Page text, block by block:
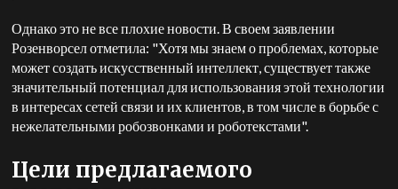
Однако это не все плохие новости. В своем заявлении
Розенворсел отметила: "Хотя мы знаем о проблемах, которые
может создать искусственный интеллект, существует также
значительный потенциал для использования этой технологии
в интересах сетей связи и их клиентов, в том числе в борьбе с
нежелательными робозвонками и роботекстами".
Цели предлагаемого